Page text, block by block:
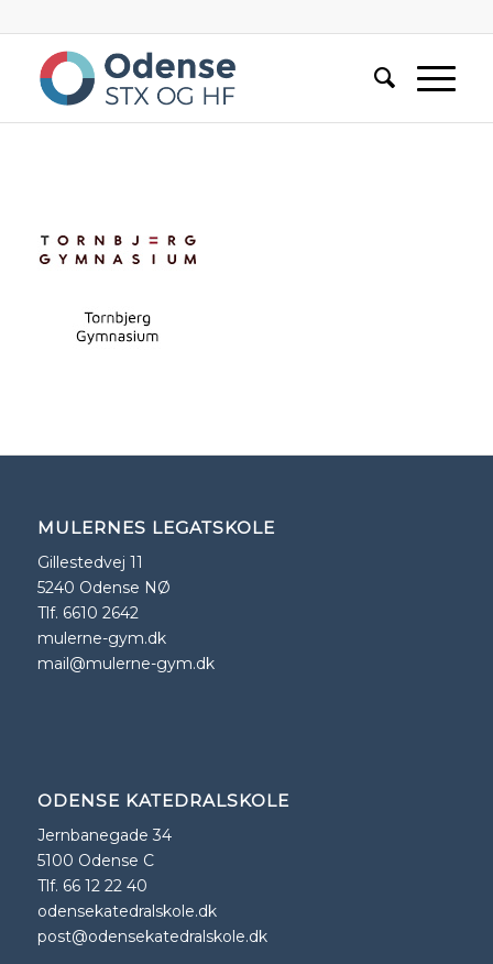
MULERNES LEGATSKOLE
Gillestedvej 11
5240 Odense NØ
Tlf. 6610 2642
mulerne-gym.dk
mail@mulerne-gym.dk
ODENSE KATEDRALSKOLE
Jernbanegade 34
5100 Odense C
Tlf. 66 12 22 40
odensekatedralskole.dk
post@odensekatedralskole.dk